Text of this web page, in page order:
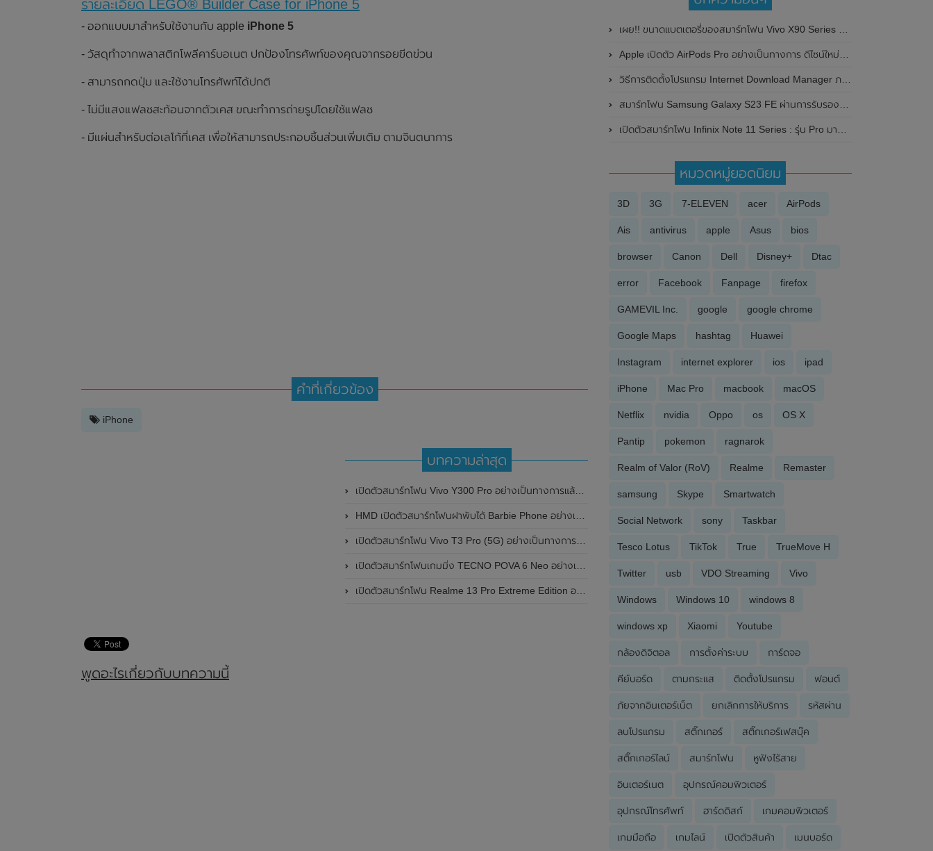
รายละเอียด LEGO® Builder Case for iPhone 5
- ออกแบบมาสำหรับใช้งานกับ apple iPhone 5
- วัสดุทำจากพลาสติกโพลีคาร์บอเนต ปกป้องโทรศัพท์ของคุณจากรอยขีดข่วน
- สามารถกดปุ่ม และใช้งานโทรศัพท์ได้ปกติ
- ไม่มีแสงแฟลชสะท้อนจากตัวเคส ขณะทำการถ่ายรูปโดยใช้แฟลช
- มีแผ่นสำหรับต่อเลโก้ที่เคส เพื่อให้สามารถประกอบชิ้นส่วนเพิ่มเติม ตามจินตนาการ
คำที่เกี่ยวข้อง
iPhone
บทความล่าสุด
เปิดตัวสมาร์ทโฟน Vivo Y300 Pro อย่างเป็นทางการแล้วในประเทศจีน มาพร้อมดีไซน์พรีเมี่ยม ทนทาน และแบตเตอรี่สุดอึดขนาดใหญ่ 6,500mAh พร้อมรองรับการชาร์จไว 80W
HMD เปิดตัวสมาร์ทโฟนฝาพับได้ Barbie Phone อย่างเป็นทางการแล้ว มาพร้อมธีมสีชมพูสดใส
เปิดตัวสมาร์ทโฟน Vivo T3 Pro (5G) อย่างเป็นทางการแล้วในประเทศอินเดีย
เปิดตัวสมาร์ทโฟนเกมมิ่ง TECNO POVA 6 Neo อย่างเป็นทางการแล้วในประเทศไทย ในราคา 8,499 บาท
เปิดตัวสมาร์ทโฟน Realme 13 Pro Extreme Edition อย่างเป็นทางการแล้วในประเทศจีน
พูดอะไรเกี่ยวกับบทความนี้
เผย!! ขนาดแบตเตอรี่ของสมาร์ทโฟน Vivo X90 Series ลุ้นเปิดตัวในเดือนธันวาคม 2022 นี้
Apple เปิดตัว AirPods Pro อย่างเป็นทางการ ดีไซน์ใหม่ทั้งหมด เพิ่มระบบตัดเสียงรบกวน
วิธีการติดตั้งโปรแกรม Internet Download Manager ภาษาไทย พร้อมภาพประกอบอย่างละเอียด
สมาร์ทโฟน Samsung Galaxy S23 FE ผ่านการรับรองจาก 3C ของประเทศจีนแล้ว มาพร้อมรองรับการชาร์จไวที่ 25W ลุ้นเปิดตัวในเร็วๆนี้
เปิดตัวสมาร์ทโฟน Infinix Note 11 Series : รุ่น Pro มาพร้อมกับหน้าจอ 6.95 นิ้ว , 120Hz และกล้องหลัง 3 ตัว ความละเอียดสูงถึง 64MP
หมวดหมู่ยอดนิยม
3D 3G 7-ELEVEN acer AirPods
Ais antivirus apple Asus bios
browser Canon Dell Disney+ Dtac
error Facebook Fanpage firefox
GAMEVIL Inc. google google chrome
Google Maps hashtag Huawei
Instagram internet explorer ios ipad
iPhone Mac Pro macbook macOS
Netflix nvidia Oppo os OS X
Pantip pokemon ragnarok
Realm of Valor (RoV) Realme Remaster
samsung Skype Smartwatch
Social Network sony Taskbar
Tesco Lotus TikTok True TrueMove H
Twitter usb VDO Streaming Vivo
Windows Windows 10 windows 8
windows xp Xiaomi Youtube
กล้องดิจิตอล การตั้งค่าระบบ การ์ดจอ
คีย์บอร์ด ตามกระแส ติดตั้งโปรแกรม ฟอนต์
ภัยจากอินเตอร์เน็ต ยกเลิกการให้บริการ รหัสผ่าน
ลบโปรแกรม สติ๊กเกอร์ สติ๊กเกอร์เฟสบุ๊ค
สติ๊กเกอร์ไลน์ สมาร์ทโฟน หูฟังไร้สาย
อินเตอร์เนต อุปกรณ์คอมพิวเตอร์
อุปกรณ์โทรศัพท์ ฮาร์ดดิสก์ เกมคอมพิวเตอร์
เกมมือถือ เกมไลน์ เปิดตัวสินค้า เมนบอร์ด